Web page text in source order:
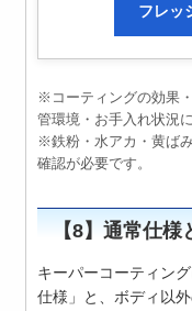
フレッ
※コーティングの効果
管環境・お手入れ状況
※鉄粉・水アカ・黄ば
確認が必要です。
【8】通常仕
キーパーコーティン
仕様」と、ボディ以